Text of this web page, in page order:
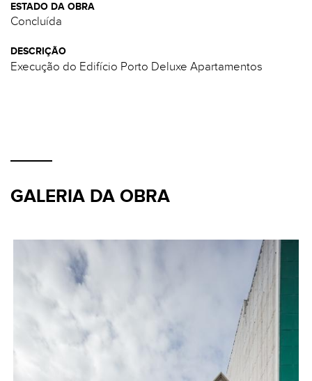
ESTADO DA OBRA
Concluída
DESCRIÇÃO
Execução do Edifício Porto Deluxe Apartamentos
GALERIA DA OBRA